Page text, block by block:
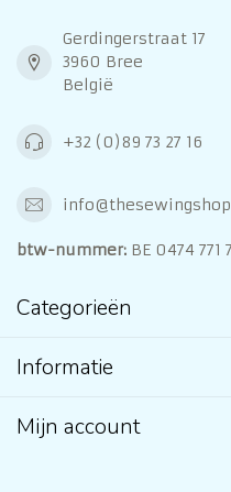
Gerdingerstraat 17
3960 Bree
België
+32 (0)89 73 27 16
btw-nummer: BE 0474 771
Categorieën
Informatie
Mijn account